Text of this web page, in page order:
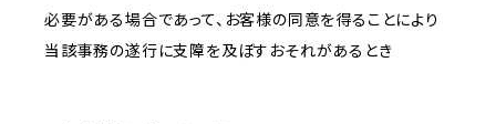
必要がある場合であって、お客様の同意を得ることにより
当該事務の遂行に支障を及ぼすおそれがあるとき